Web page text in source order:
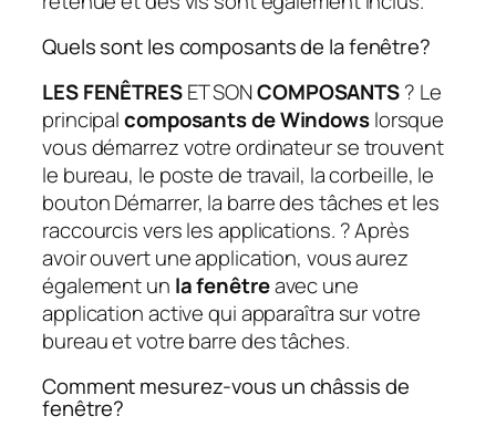
Quels sont les composants de la fenêtre?
LES FENÊTRESET SONCOMPOSANTS? Le
principalcomposants de Windowslorsque
vous démarrez votre ordinateur se trouvent
le bureau, le poste de travail, la corbeille, le
bouton Démarrer, la barre des tâches et les
raccourcis vers les applications. ? Après
avoir ouvert une application, vous aurez
également un la fenêtreavec une
application active qui apparaîtra sur votre
bureau et votre barre des tâches.
Comment mesurez-vous un châssis de
fenêtre?